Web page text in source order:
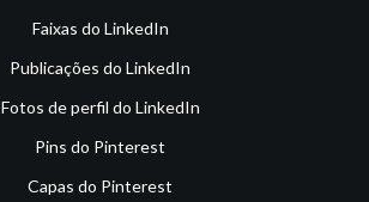
Faixas do LinkedIn
Publicações do LinkedIn
Fotos de perfil do LinkedIn
Pins do Pinterest
Capas do Pinterest